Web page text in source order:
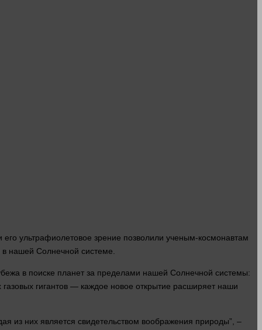
его ультрафиолетовое зрение позволили ученым-космонавтам
нашей Солнечной системе.
в поиске планет за пределами нашей Солнечной системы:
гигантов — каждое новое открытие расширяет наши
из них является свидетельством воображения природы”, –